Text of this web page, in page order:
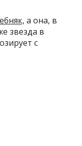
а она, в
звезда в
с